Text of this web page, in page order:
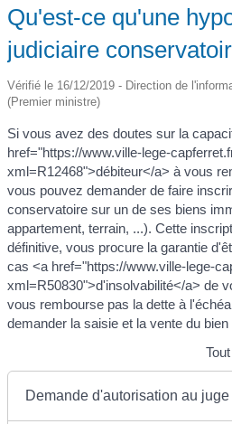
Qu'est-ce qu'une
judiciaire
Vérifié le 16/12/2019 - Direction de
(Premier ministre)
Si vous avez des doutes sur la
href="https://www.ville-lege-
xml=R12468">débiteur</a> à vous
vous pouvez demander de faire
conservatoire sur un de ses biens
appartement, terrain, ...). Cette
définitive, vous procure la garantie
cas <a href="https://www.ville-lege-
xml=R50830">d'insolvabilité</a> de
vous rembourse pas la dette à
demander la saisie et la vente du
Demande d'autorisation au juge